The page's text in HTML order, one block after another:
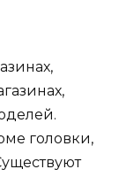
головки,